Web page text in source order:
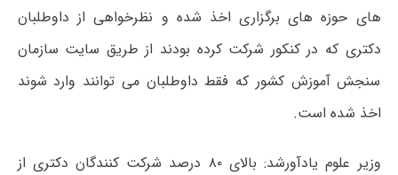
های حوزه های برگزاری اخذ شده و نظرخواهی از داوطلبان
دکتری که در کنکور شرکت کرده بودند از طریق سایت سازمان
سنجش آموزش کشور که فقط داوطلبان می توانند وارد شوند
اخذ شده است.
وزیر علوم یادآورشد: بالای ۸۰ درصد شرکت کنندگان دکتری از